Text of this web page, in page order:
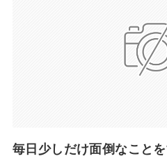
毎日少しだけ面倒なこと